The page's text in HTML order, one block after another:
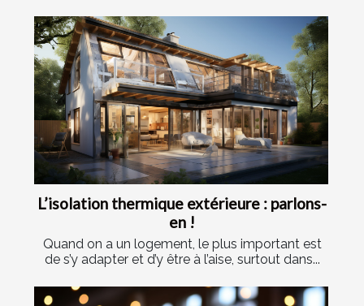
L’isolation thermique extérieure : parlons-
en !
Quand on a un logement, le plus important est
de s’y adapter et d’y être à l’aise, surtout dans...